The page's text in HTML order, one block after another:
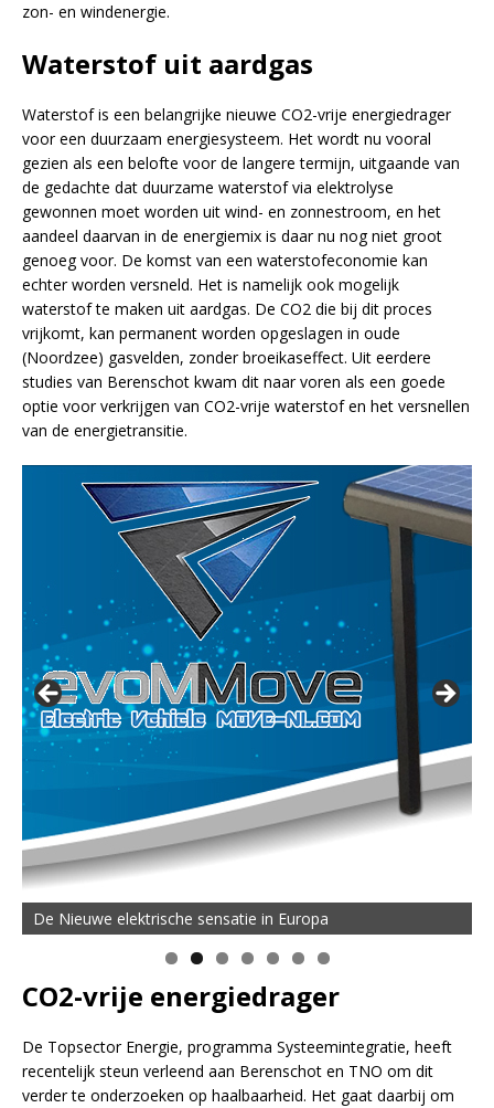
zon- en windenergie.
Waterstof uit aardgas
Waterstof is een belangrijke nieuwe CO2-vrije energiedrager
voor een duurzaam energiesysteem. Het wordt nu vooral
gezien als een belofte voor de langere termijn, uitgaande van
de gedachte dat duurzame waterstof via elektrolyse
gewonnen moet worden uit wind- en zonnestroom, en het
aandeel daarvan in de energiemix is daar nu nog niet groot
genoeg voor. De komst van een waterstofeconomie kan
echter worden versneld. Het is namelijk ook mogelijk
waterstof te maken uit aardgas. De CO2 die bij dit proces
vrijkomt, kan permanent worden opgeslagen in oude
(Noordzee) gasvelden, zonder broeikaseffect. Uit eerdere
studies van Berenschot kwam dit naar voren als een goede
optie voor verkrijgen van CO2-vrije waterstof en het versnellen
van de energietransitie.
De Nieuwe elektrische sensatie in Europa
CO2-vrije energiedrager
De Topsector Energie, programma Systeemintegratie, heeft
recentelijk steun verleend aan Berenschot en TNO om dit
verder te onderzoeken op haalbaarheid. Het gaat daarbij om